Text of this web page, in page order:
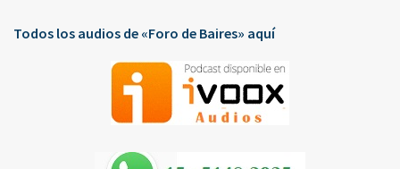
Todos los audios de «Foro de Baires» aquí